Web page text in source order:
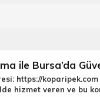
ile Bursa’da
https://
hizmet veren ve bu